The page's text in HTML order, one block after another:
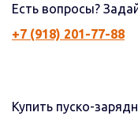
Есть вопросы?
+7 (918) 201-77-88
Купить пуско-